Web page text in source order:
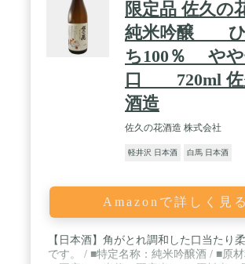
限定品 佐久
純米吟醸 ひ
ち100％ や
口 720ml 佐
酒造
佐久の花酒造 株式会社
軽井沢 日本酒 白馬 日本酒
Amazonで詳しく見る
【日本酒】角がとれ調和した口当たり
です。 / ■特定名称：純米吟醸酒 / ■原